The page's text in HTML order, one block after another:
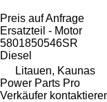
Preis auf Anfrage
Ersatzteil - Motor
5801850546SR
Diesel
Litauen, Kaunas
Power Parts Pro
Verkäufer